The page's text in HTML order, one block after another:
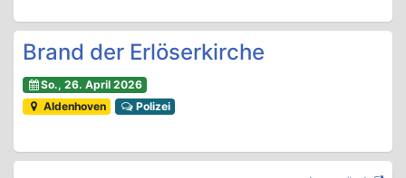
Brand der Erlöserkirche
So., 26. April 2026
Aldenhoven
Polizei